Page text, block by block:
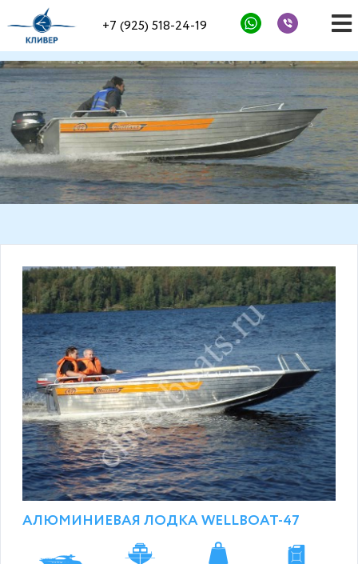
+7 (925) 518-24-19
АЛЮМИНИЕВАЯ ЛОДКА WELLBOAT-47